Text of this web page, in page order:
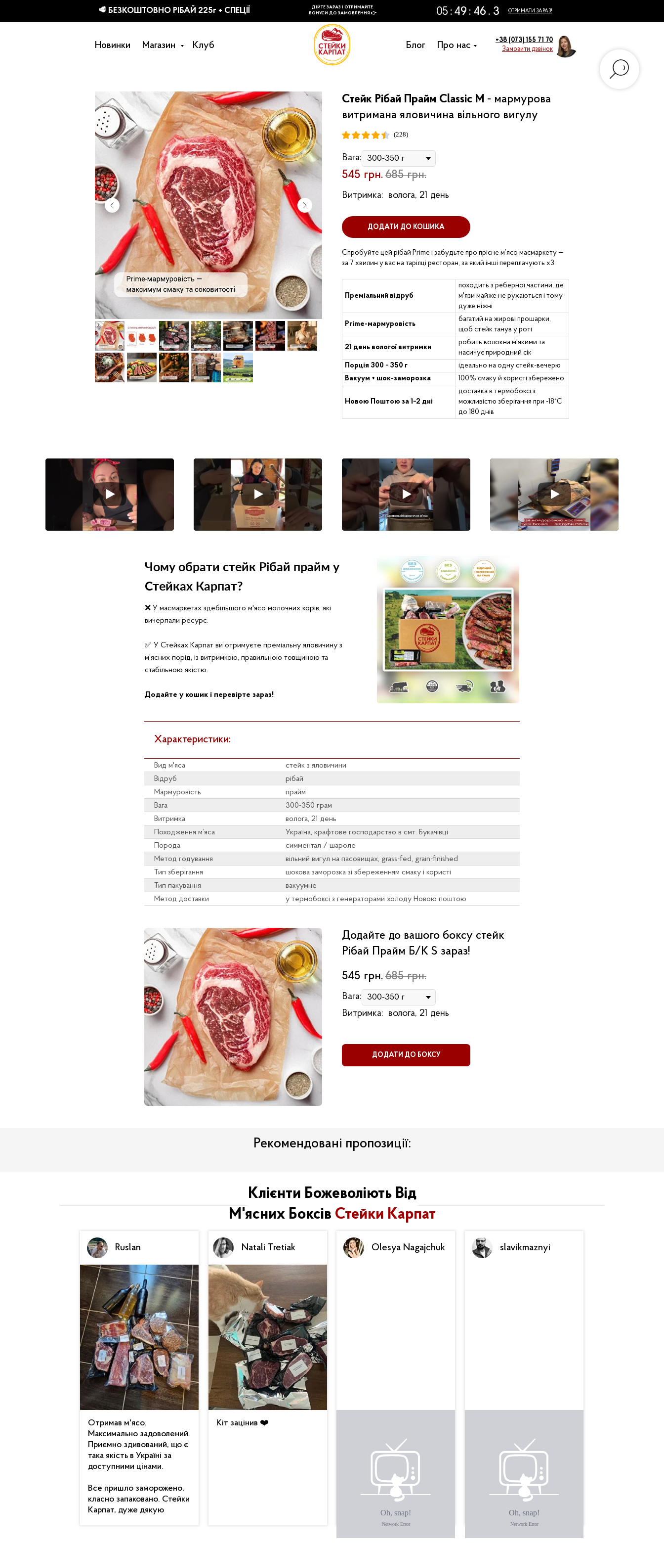
Новинки Магазин Клуб Блог Про нас
+38 (073) 155 71 70
Замовити дзвінок
Стейк Рібай Прайм Classic M - мармурова
витримана яловичина вільного вигулу
(228)
Вага:
545 грн. 685 грн.
Витримка: волога, 21 день
ДОДАТИ ДО КОШИКА
Спробуйте цей рібай Prime і забудьте про прісне м’ясо масмаркету —
за 7 хвилин у вас на тарілці ресторан, за який інші переплачують х3.
Преміальний відруб
походить з реберної частини, де
м'язи майже не рухаються і тому
дуже ніжні
Prime-мармуровість
багатий на жирові прошарки,
щоб стейк танув у роті
21 день вологої витримки
робить волокна м'якими та
насичує природний сік
Порція 300 − 350 г
ідеально на одну стейк-вечерю
Вакуум + шок-заморозка
100% смаку й користі збережено
Новою Поштою за 1−2 дні
доставка в термобоксі з
можливістю зберігання при -18°C
до 180 днів
Чому обрати стейк Рібай прайм у
Стейках Карпат?
❌ У масмаркетах здебільшого м'ясо молочних корів, які
вичерпали ресурс.
✅ У Стейках Карпат ви отримуєте преміальну яловичину з
м’ясних порід, із витримкою, правильною товщиною та
стабільною якістю.
Додайте у кошик і перевірте зараз!
Характеристики:
Вид м'яса
стейк з яловичини
Відруб
рібай
Мармуровість
прайм
Вага
300-350 грам
Витримка
волога, 21 день
Походження м’яса
Україна, крафтове господарство в смт. Букачівці
Порода
симментал / шароле
Метод годування
вільний вигул на пасовищах, grass-fed, grain-finished
Тип зберігання
шокова заморозка зі збереженням смаку і користі
Тип пакування
вакуумне
Метод доставки
у термобоксі з генераторами холоду Новою поштою
Додайте до вашого боксу стейк
Рібай Прайм Б/К S зараз!
545 грн. 685 грн.
Вага:
Витримка: волога, 21 день
ДОДАТИ ДО БОКСУ
Рекомендовані пропозиції:
Клієнти Божеволіють Від
М'ясних Боксів Стейки Карпат
Отримав м'ясо.
Максимально задоволений.
Приємно здивований, що є
така якість в Україні за
доступними цінами.
Все пришло заморожено,
класно запаковано. Стейки
Карпат, дуже дякую
Ruslan
Кіт зацінив ❤️
Natali Tretiak
смакувати з вином 😍
Olesya Nagajchuk
смачний 🥓 , вже скоштував.
Котлетки піджарив теж —
Дякую 🙏
slavikmaznyi